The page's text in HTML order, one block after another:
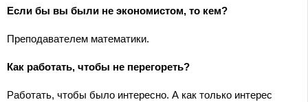
Если бы вы были не экономистом, то кем?
Преподавателем математики.
Как работать, чтобы не перегореть?
Работать, чтобы было интересно. А как только интерес